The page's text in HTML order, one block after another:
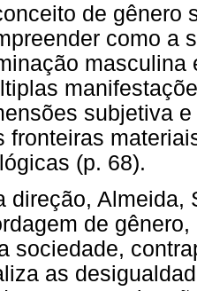
de gênero
como a
masculina
subjetiva
fronteiras
(p. 68).
direção, Almeida,
de
sociedade,
as